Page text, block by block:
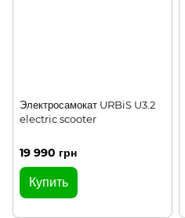
Электросамокат URBiS U3.2
electric scooter
19 990 грн
Купить